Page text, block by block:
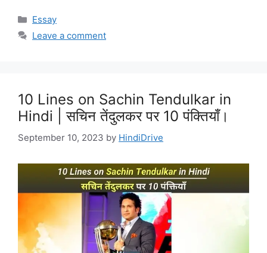
Categories
Essay
Leave a comment
10 Lines on Sachin Tendulkar in
Hindi | सचिन तेंदुलकर पर 10 पंक्तियाँ।
September 10, 2023 by HindiDrive